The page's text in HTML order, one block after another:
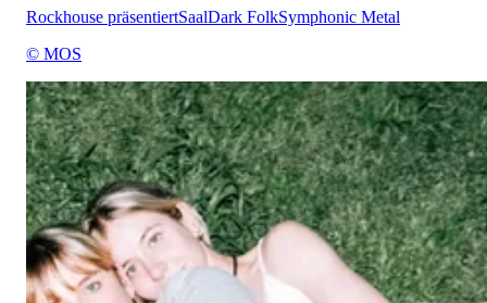
Rockhouse präsentiertSaalDark FolkSymphonic Metal
© MOS